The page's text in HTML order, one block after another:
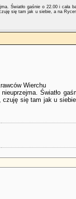
Światło gaśnie o 22.00 i cała
się tam jak u siebie, a na
Wierchu
Światło
się tam jak u